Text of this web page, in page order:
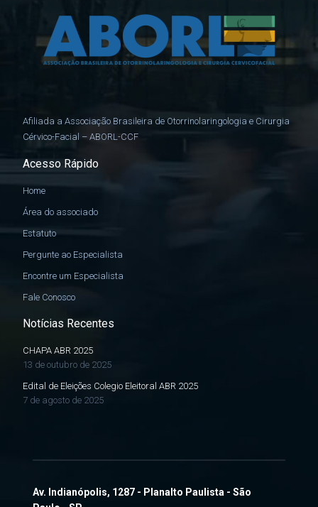
Afiliada a Associação Brasileira de Otorrinolaringologia e Cirurgia
Cérvico-Facial – ABORL-CCF
Acesso Rápido
Home
Área do associado
Estatuto
Pergunte ao Especialista
Encontre um Especialista
Fale Conosco
Notícias Recentes
CHAPA ABR 2025
13 de outubro de 2025
Edital de Eleições Colegio Eleitoral ABR 2025
7 de agosto de 2025
Av. Indianópolis, 1287 - Planalto Paulista - São